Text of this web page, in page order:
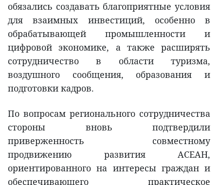
обязались создавать благоприятные условия
для взаимных инвестиций, особенно в
обрабатывающей промышленности и
цифровой экономике, а также расширять
сотрудничество в области туризма,
воздушного сообщения, образования и
подготовки кадров.
По вопросам регионального сотрудничества
стороны вновь подтвердили
приверженность совместному
продвижению развития АСЕАН,
ориентированного на интересы граждан и
обеспечивающего практическое